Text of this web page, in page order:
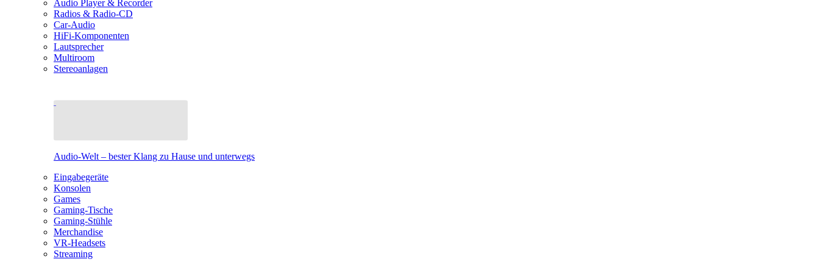
Audio Player & Recorder
Radios & Radio-CD
Car-Audio
HiFi-Komponenten
Lautsprecher
Multiroom
Stereoanlagen
Audio-Welt – bester Klang zu Hause und unterwegs
Eingabegeräte
Konsolen
Games
Gaming-Tische
Gaming-Stühle
Merchandise
VR-Headsets
Streaming